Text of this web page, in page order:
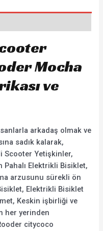
Mocha
ve
arkadaş olmak ve
sadık kalarak,
Scooter Yetişkinler,
Pahalı Elektrikli Bisiklet,
arzusunu sürekli ön
Elektrikli Bisiklet
Keskin işbirliği ve
her yerinden
citycoco